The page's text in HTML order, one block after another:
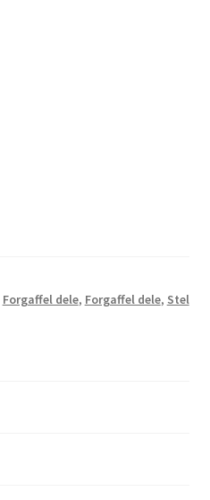
Forgaffel dele, Forgaffel dele, Stel